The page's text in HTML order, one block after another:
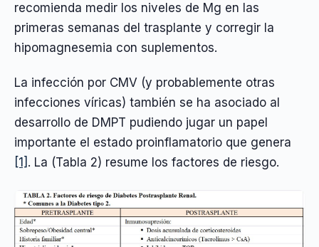
recomienda medir los niveles de Mg en las
primeras semanas del trasplante y corregir la
hipomagnesemia con suplementos.
La infección por CMV (y probablemente otras
infecciones víricas) también se ha asociado al
desarrollo de DMPT pudiendo jugar un papel
importante el estado proinflamatorio que genera
[1] . La (Tabla 2) resume los factores de riesgo.